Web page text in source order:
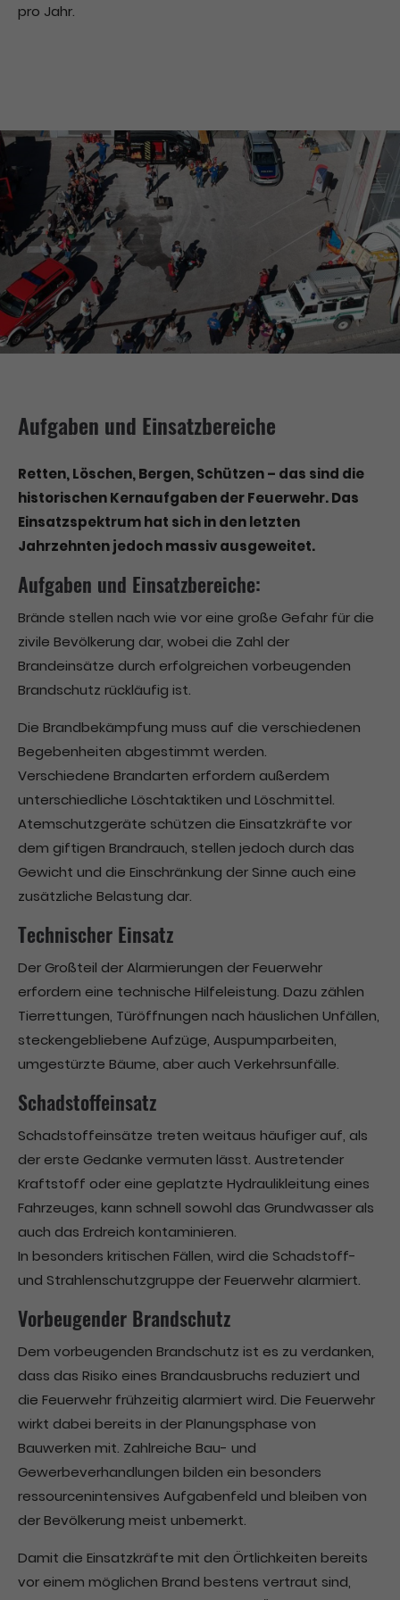
Lorem ipsum dolor sit amet, consectetuer
adipiscing elit.
Aenean commodo ligula eget dolor. Aenean
massa. Cum sociis natoque penatibus et magnis
dis parturient montes, nascetur ridiculus mus.
Donec quam felis, ultricies nec.
pro Jahr.
Aufgaben und Einsatzbereiche
Retten, Löschen, Bergen, Schützen – das sind die
historischen Kernaufgaben der Feuerwehr. Das
Einsatzspektrum hat sich in den letzten
Jahrzehnten jedoch massiv ausgeweitet.
Aufgaben und Einsatzbereiche:
Brände stellen nach wie vor eine große Gefahr für die
zivile Bevölkerung dar, wobei die Zahl der
Brandeinsätze durch erfolgreichen vorbeugenden
Brandschutz rückläufig ist.
Die Brandbekämpfung muss auf die verschiedenen
Begebenheiten abgestimmt werden.
Verschiedene Brandarten erfordern außerdem
unterschiedliche Löschtaktiken und Löschmittel.
Atemschutzgeräte schützen die Einsatzkräfte vor
dem giftigen Brandrauch, stellen jedoch durch das
Gewicht und die Einschränkung der Sinne auch eine
zusätzliche Belastung dar.
Technischer Einsatz
Der Großteil der Alarmierungen der Feuerwehr
erfordern eine technische Hilfeleistung. Dazu zählen
Tierrettungen, Türöffnungen nach häuslichen Unfällen,
steckengebliebene Aufzüge, Auspumparbeiten,
umgestürzte Bäume, aber auch Verkehrsunfälle.
Schadstoffeinsatz
Schadstoffeinsätze treten weitaus häufiger auf, als
der erste Gedanke vermuten lässt. Austretender
Kraftstoff oder eine geplatzte Hydraulikleitung eines
Fahrzeuges, kann schnell sowohl das Grundwasser als
auch das Erdreich kontaminieren.
In besonders kritischen Fällen, wird die Schadstoff-
und Strahlenschutzgruppe der Feuerwehr alarmiert.
Vorbeugender Brandschutz
Dem vorbeugenden Brandschutz ist es zu verdanken,
dass das Risiko eines Brandausbruchs reduziert und
die Feuerwehr frühzeitig alarmiert wird. Die Feuerwehr
wirkt dabei bereits in der Planungsphase von
Bauwerken mit. Zahlreiche Bau- und
Gewerbeverhandlungen bilden ein besonders
ressourcenintensives Aufgabenfeld und bleiben von
der Bevölkerung meist unbemerkt.
Damit die Einsatzkräfte mit den Örtlichkeiten bereits
vor einem möglichen Brand bestens vertraut sind,